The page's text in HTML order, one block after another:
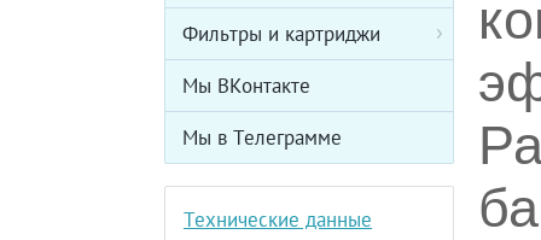
Фильтры и картриджи
Мы ВКонтакте
Мы в Телеграмме
Технические данные